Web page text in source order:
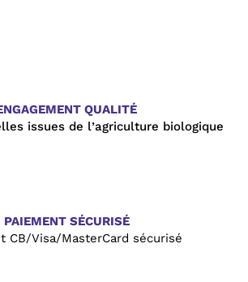
QUALITÉ
issues de l’agriculture biologique
PAIEMENT SÉCURISÉ
CB/Visa/MasterCard sécurisé